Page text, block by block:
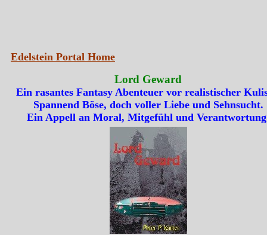
Edelstein Portal Home
Lord Geward
Ein rasantes Fantasy Abenteuer vor realistischer
Spannend Böse, doch voller Liebe und Sehnsucht.
Ein Appell an Moral, Mitgefühl und